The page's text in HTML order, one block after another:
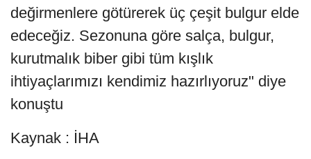
değirmenlere götürerek üç çeşit bulgur elde
edeceğiz. Sezonuna göre salça, bulgur,
kurutmalık biber gibi tüm kışlık
ihtiyaçlarımızı kendimiz hazırlıyoruz" diye
konuştu
Kaynak : İHA